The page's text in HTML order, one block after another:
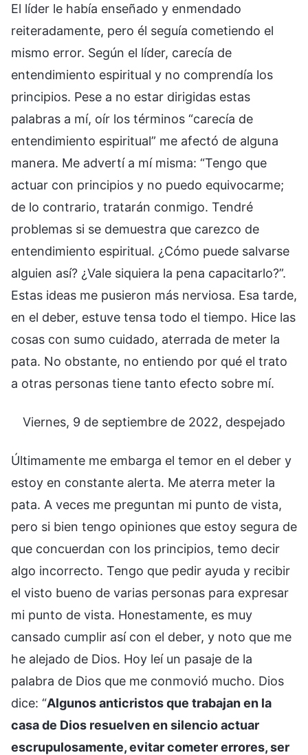
El líder le había enseñado y enmendado
reiteradamente, pero él seguía cometiendo el
mismo error. Según el líder, carecía de
entendimiento espiritual y no comprendía los
principios. Pese a no estar dirigidas estas
palabras a mí, oír los términos “carecía de
entendimiento espiritual” me afectó de alguna
manera. Me advertí a mí misma: “Tengo que
actuar con principios y no puedo equivocarme;
de lo contrario, tratarán conmigo. Tendré
problemas si se demuestra que carezco de
entendimiento espiritual. ¿Cómo puede salvarse
alguien así? ¿Vale siquiera la pena capacitarlo?”.
Estas ideas me pusieron más nerviosa. Esa tarde,
en el deber, estuve tensa todo el tiempo. Hice las
cosas con sumo cuidado, aterrada de meter la
pata. No obstante, no entiendo por qué el trato
a otras personas tiene tanto efecto sobre mí.
Viernes, 9 de septiembre de 2022, despejado
Últimamente me embarga el temor en el deber y
estoy en constante alerta. Me aterra meter la
pata. A veces me preguntan mi punto de vista,
pero si bien tengo opiniones que estoy segura de
que concuerdan con los principios, temo decir
algo incorrecto. Tengo que pedir ayuda y recibir
el visto bueno de varias personas para expresar
mi punto de vista. Honestamente, es muy
cansado cumplir así con el deber, y noto que me
he alejado de Dios. Hoy leí un pasaje de la
palabra de Dios que me conmovió mucho. Dios
dice: “Algunos anticristos que trabajan en la
casa de Dios resuelven en silencio actuar
escrupulosamente, evitar cometer errores, ser